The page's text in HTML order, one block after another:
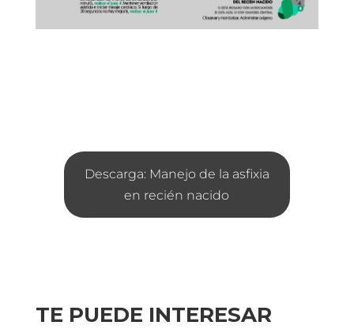
Descarga: Manejo de la asfixia
en recién nacido
TE PUEDE INTERESAR